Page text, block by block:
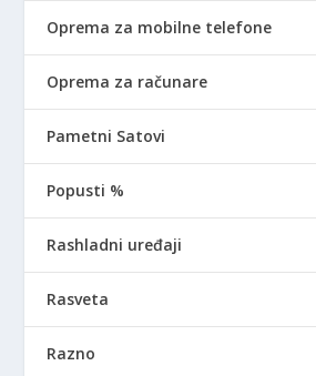
Oprema za mobilne telefone
Oprema za računare
Pametni Satovi
Popusti %
Rashladni uređaji
Rasveta
Razno